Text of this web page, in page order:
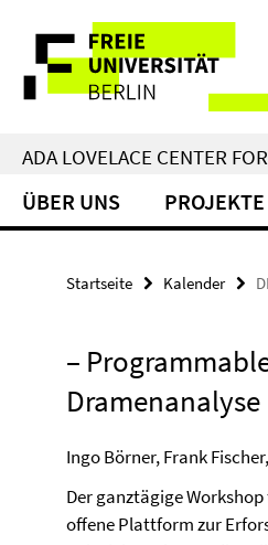
direkt
Inhalt
Service-
Navigation
ADA LOVELACE CENTER
ÜBER UNS PROJEKTE
Startseite Kalender
–
Dramenanalyse
Ingo Börner, Frank
Der ganztägige
offene Plattform zur